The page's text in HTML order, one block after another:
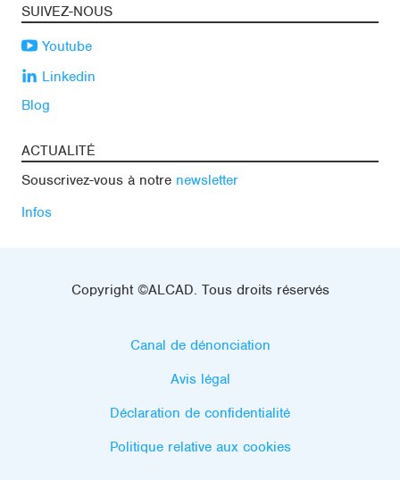
SUIVEZ-NOUS
Youtube
Linkedin
Blog
ACTUALITÉ
Souscrivez-vous à notre newsletter
Infos
Copyright ©ALCAD. Tous droits réservés
Canal de dénonciation
Avis légal
Déclaration de confidentialité
Politique relative aux cookies